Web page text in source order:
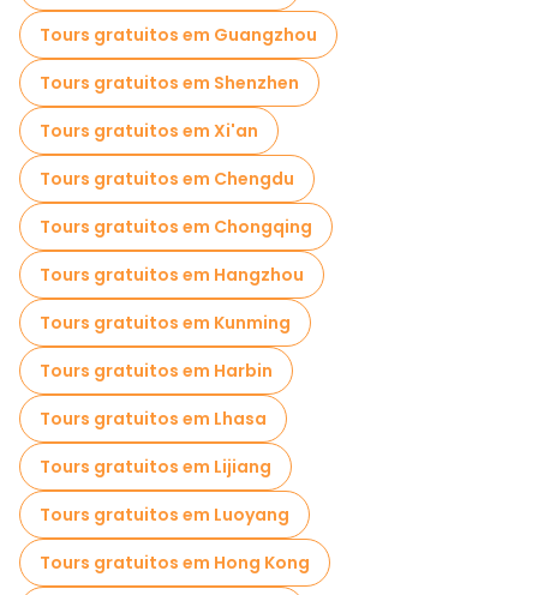
Tours gratuitos em Guangzhou
Tours gratuitos em Shenzhen
Tours gratuitos em Xi'an
Tours gratuitos em Chengdu
Tours gratuitos em Chongqing
Tours gratuitos em Hangzhou
Tours gratuitos em Kunming
Tours gratuitos em Harbin
Tours gratuitos em Lhasa
Tours gratuitos em Lijiang
Tours gratuitos em Luoyang
Tours gratuitos em Hong Kong